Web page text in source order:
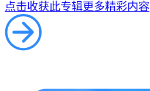
点击收获此专辑更多精彩内容